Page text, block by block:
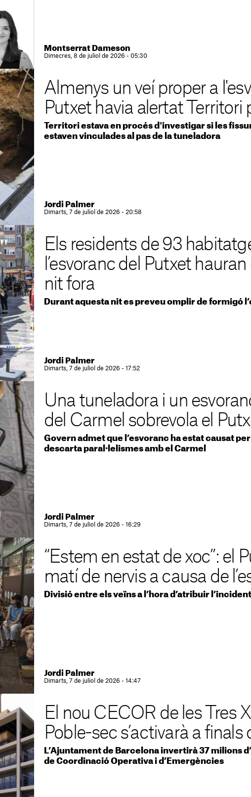
Montserrat Dameson
Dimecres, 8 de juliol de 2026 - 05:30
Almenys un veí proper a
Putxet havia alertat Territori
Territori estava en procés d'investigar si les
estaven vinculades al pas de la tuneladora
Jordi Palmer
Dimarts, 7 de juliol de 2026 - 20:58
Els residents de 93
l’esvoranc del Putxet
nit fora
Durant aquesta nit es preveu omplir de formigó
Jordi Palmer
Dimarts, 7 de juliol de 2026 - 17:52
Una tuneladora i un
del Carmel sobrevola el
Govern admet que l’esvoranc ha estat causat
descarta paral·lelismes amb el Carmel
Jordi Palmer
Dimarts, 7 de juliol de 2026 - 16:29
“Estem en estat de xoc”: el
matí de nervis a causa de
Divisió entre els veïns a l’hora d’atribuir
Jordi Palmer
Dimarts, 7 de juliol de 2026 - 14:47
El nou CECOR de les Tres
Poble-sec s’activarà a
L’Ajuntament de Barcelona invertirà 37 milions
de Coordinació Operativa i d’Emergències